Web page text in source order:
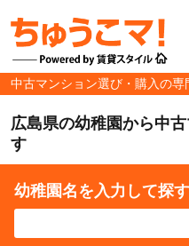
中古マンション選び・購入の専
広島県の幼稚園から中
す
幼稚園名を入力して探す